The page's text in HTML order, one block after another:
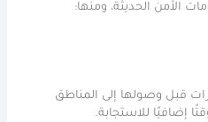
الأمن الحديثة، ومنها:
قبل وصولها إلى المناطق
إضافيًا للاستجابة.